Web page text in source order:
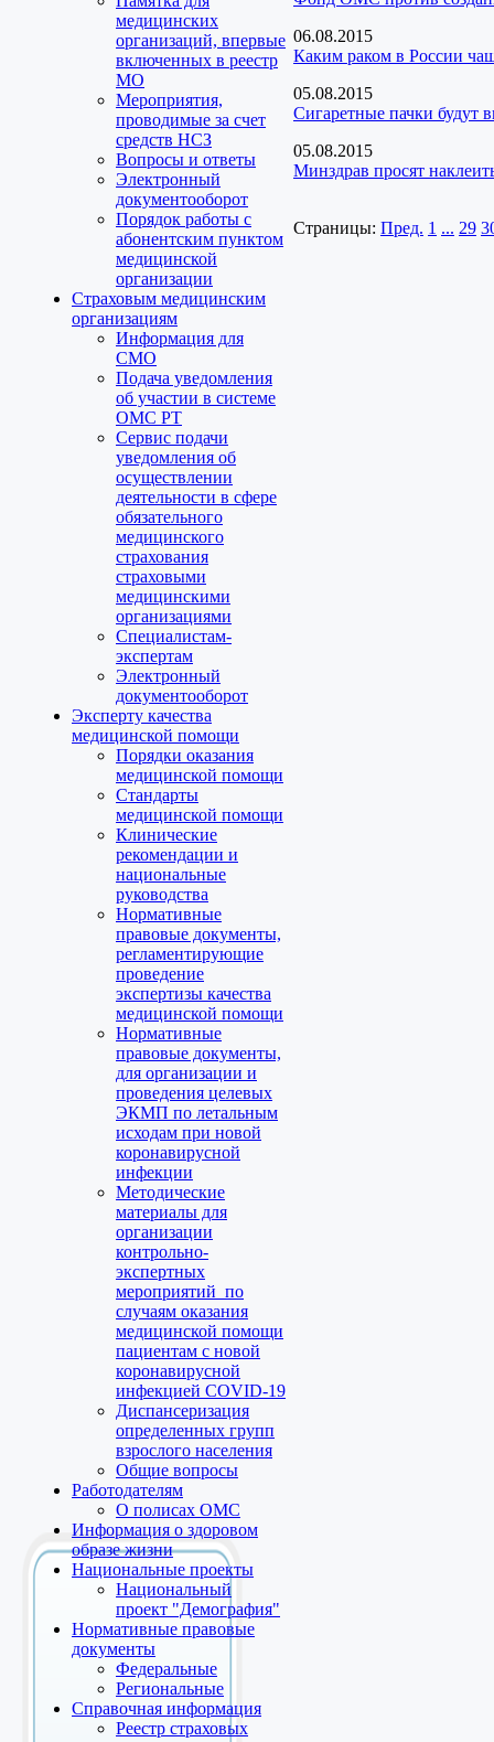
медицинских
организаций, впервые
включенных в реестр
МО
Мероприятия,
проводимые за счет
средств НСЗ
Вопросы и ответы
Электронный
документооборот
Порядок работы с
абонентским пунктом
медицинской
организации
Страховым медицинским
организациям
Информация для
СМО
Подача уведомления
об участии в системе
ОМС РТ
Сервис подачи
уведомления об
осуществлении
деятельности в сфере
обязательного
медицинского
страхования
страховыми
медицинскими
организациями
Специалистам-
экспертам
Электронный
документооборот
Эксперту качества
медицинской помощи
Порядки оказания
медицинской помощи
Стандарты
медицинской помощи
Клинические
рекомендации и
национальные
руководства
Нормативные
правовые документы,
регламентирующие
проведение
экспертизы качества
медицинской помощи
Нормативные
правовые документы,
для организации и
проведения целевых
ЭКМП по летальным
исходам при новой
коронавирусной
инфекции
Методические
материалы для
организации
контрольно-
экспертных
мероприятий по
случаям оказания
медицинской помощи
пациентам с новой
коронавирусной
инфекцией COVID-19
Диспансеризация
определенных групп
взрослого населения
Общие вопросы
Работодателям
О полисах ОМС
Информация о здоровом
образе жизни
Национальные проекты
Национальный
проект "Демография"
Нормативные правовые
документы
Федеральные
Региональные
Справочная информация
Реестр страховых
06.08.2015
Каким раком в России
05.08.2015
Сигаретные пачки будут
05.08.2015
Минздрав просят
Страницы: Пред. 1 ... 29